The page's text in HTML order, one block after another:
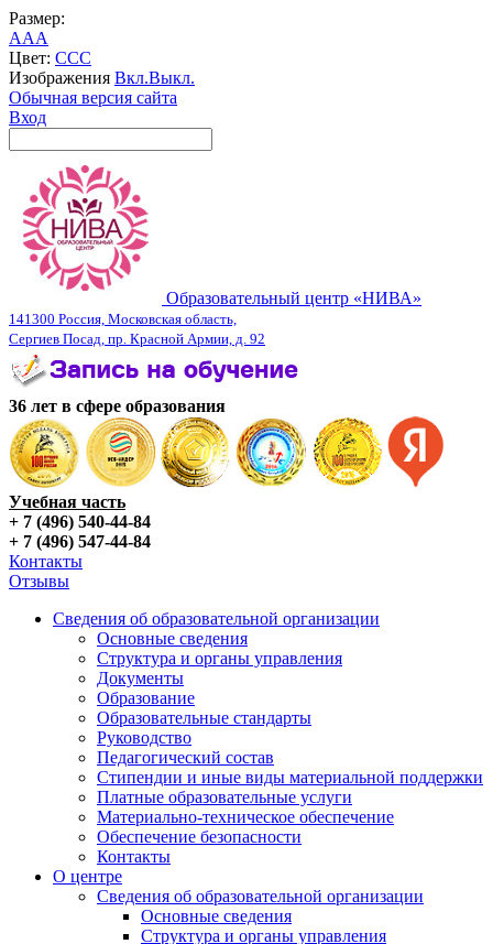
Размер:
AAA
Цвет: CCC
Изображения Вкл.Выкл.
Обычная версия сайта
Вход
Образовательный центр «НИВА»
141300 Россия, Московская область,
Сергиев Посад, пр. Красной Армии, д. 92
36 лет в сфере образования
Учебная часть
+ 7 (496) 540-44-84
+ 7 (496) 547-44-84
Контакты
Отзывы
Сведения об образовательной организации
Основные сведения
Структура и органы управления
Документы
Образование
Образовательные стандарты
Руководство
Педагогический состав
Стипендии и иные виды материальной поддержки
Платные образовательные услуги
Материально-техническое обеспечение
Обеспечение безопасности
Контакты
О центре
Сведения об образовательной организации
Основные сведения
Структура и органы управления